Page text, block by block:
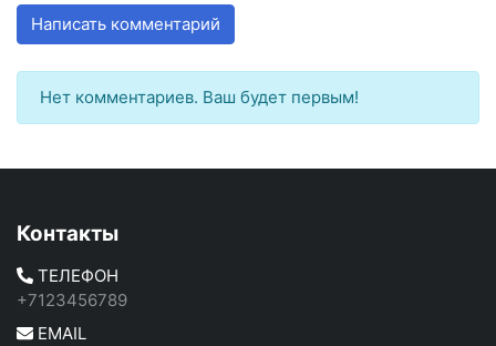
Написать комментарий
Нет комментариев. Ваш будет первым!
Контакты
ТЕЛЕФОН
+7123456789
EMAIL